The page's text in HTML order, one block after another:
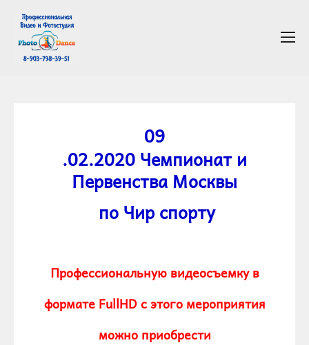
09
.02.2020 Чемпионат и
Первенства Москвы
по Чир спорту
Профессиональную видеосъемку в
формате FullHD с этого мероприятия
можно приобрести